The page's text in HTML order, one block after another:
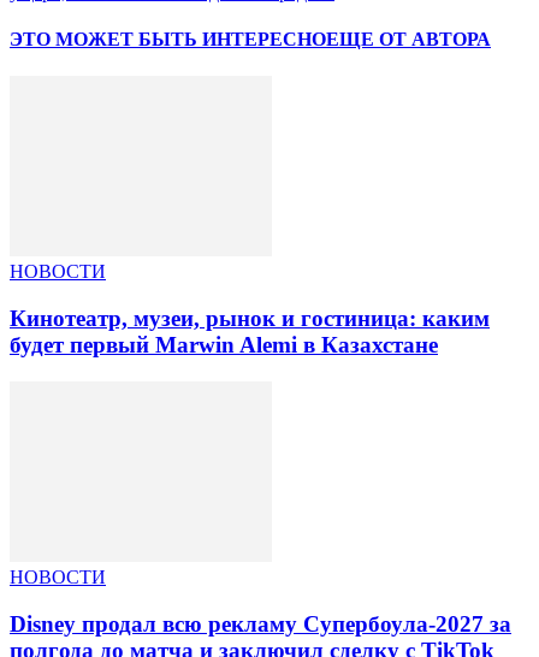
ЭТО МОЖЕТ БЫТЬ ИНТЕРЕСНОЕЩЕ ОТ АВТОРА
НОВОСТИ
Кинотеатр, музеи, рынок и гостиница: каким
будет первый Marwin Alemi в Казахстане
НОВОСТИ
Disney продал всю рекламу Супербоула-2027 за
полгода до матча и заключил сделку с TikTok